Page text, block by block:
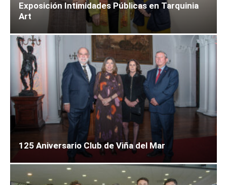
Exposición Intimidades Públicas en Tarquinia
Art
125 Aniversario Club de Viña del Mar